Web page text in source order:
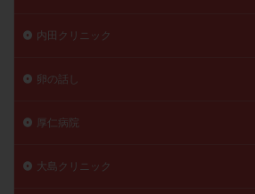
内田クリニック
卵の話し
厚仁病院
大島クリニック